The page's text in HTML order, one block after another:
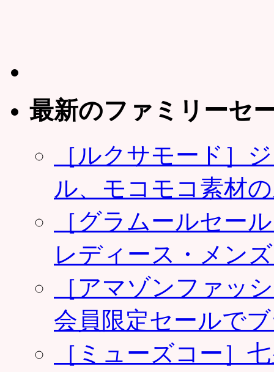
最新のファミリーセ
［ルクサモード］
ル、モコモコ素材
［グラムールセー
レディース・メン
［アマゾンファッ
会員限定セールで
［ミューズコー］